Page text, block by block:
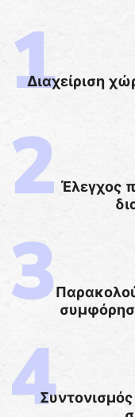
Διαχείριση
Έλεγχος